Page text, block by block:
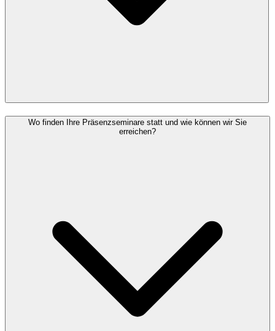
Wo finden Ihre Präsenzseminare statt und wie können wir Sie
erreichen?